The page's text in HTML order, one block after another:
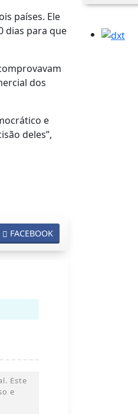
países. Ele
dias para que
dos
e
deles”,
FACEBOOK
Este
e